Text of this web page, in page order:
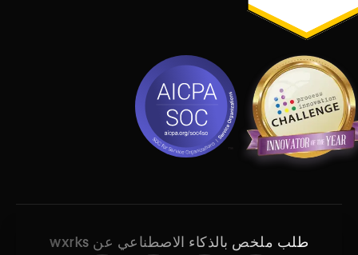
طلب ملخص بالذكاء الاصطناعي عن wxrks